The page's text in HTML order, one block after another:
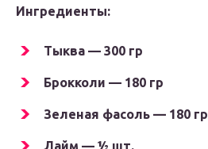
Ингредиенты:
Тыква — 300 гр
Брокколи — 180 гр
Зеленая фасоль — 180 гр
Лайм — ½ шт.